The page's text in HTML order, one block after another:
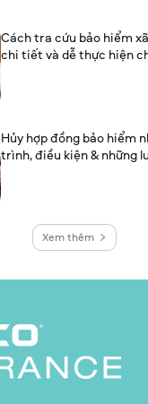
Cách tra cứu bảo hiểm
chi tiết và dễ thực hiện
Hủy hợp đồng bảo hiểm
trình, điều kiện & những
Xem thêm